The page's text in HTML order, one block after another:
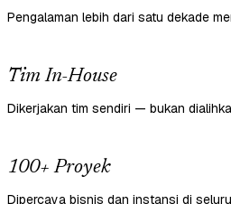
Pengalaman lebih dari satu dekade
Tim In-House
Dikerjakan tim sendiri — bukan
100+ Proyek
Dipercaya bisnis dan instansi di